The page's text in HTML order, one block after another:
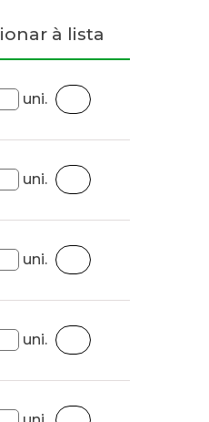
à lista
uni.
uni.
uni.
uni.